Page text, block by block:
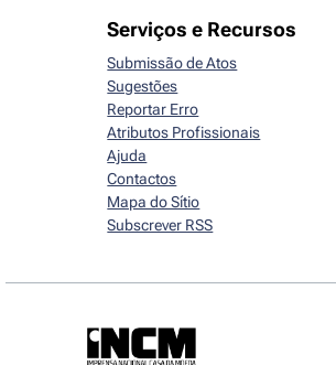
Serviços e Recursos
Submissão de Atos
Sugestões
Reportar Erro
Atributos Profissionais
Ajuda
Contactos
Mapa do Sítio
Subscrever RSS